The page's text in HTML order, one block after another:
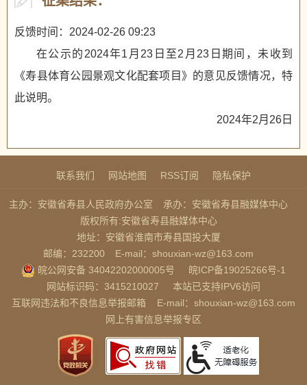
反馈时间：2024-02-26 09:23
在公示的2024年1月23日至2月23日期间，未收到
《寿县体育公园景观文化配套项目》的意见反馈情况，特
此说明。
2024年2月26日
联系我们 网站地图 RSS订阅 隐私保护
主办：安徽省寿县人民政府办公室
承办：安徽省寿县融媒体中心
版权所有:安徽省寿县融媒体中心
地址：安徽省淮南市寿县国投大厦
邮编：232200
E-mail：shouxian-wz@163.com
皖公网安备 34042202000005号
皖ICP备19025266号-1
网站标识码：3415210027
本站已支持IPV6访问
互联网违法和不良信息举报邮箱
E-mail：shouxian-wz@163.com
网上有害信息举报专区